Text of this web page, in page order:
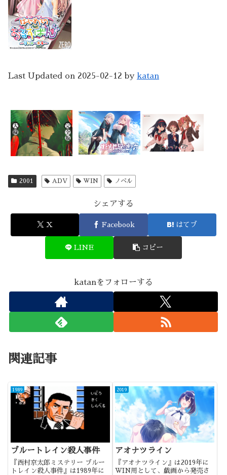
Last Updated on 2025-02-12 by katan
2001 ADV WIN ノベル
シェアする
X Facebook はてブ
LINE コピー
katanをフォローする
関連記事
1989
ブルートレイン殺人事件
『西村京太郎ミステリー ブルー
トレイン殺人事件』は1989年に
2019
アオナツライン
『アオナツライン』は2019年に
WIN用として、戯画から発売さ